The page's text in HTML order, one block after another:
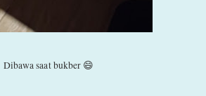
Dibawa saat bukber 😄